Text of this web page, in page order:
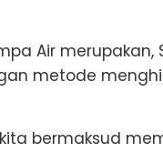
Air merupakan,
metode
bermaksud